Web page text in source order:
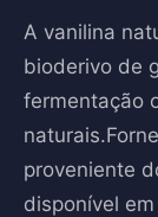
A vanilina
bioderivo de
fermentação
proveniente
disponível